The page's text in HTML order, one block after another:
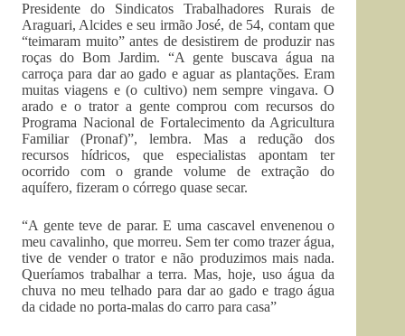
Presidente do Sindicatos Trabalhadores Rurais de
Araguari, Alcides e seu irmão José, de 54, contam que
“teimaram muito” antes de desistirem de produzir nas
roças do Bom Jardim. “A gente buscava água na
carroça para dar ao gado e aguar as plantações. Eram
muitas viagens e (o cultivo) nem sempre vingava. O
arado e o trator a gente comprou com recursos do
Programa Nacional de Fortalecimento da Agricultura
Familiar (Pronaf)”, lembra. Mas a redução dos
recursos hídricos, que especialistas apontam ter
ocorrido com o grande volume de extração do
aquífero, fizeram o córrego quase secar.
“A gente teve de parar. E uma cascavel envenenou o
meu cavalinho, que morreu. Sem ter como trazer água,
tive de vender o trator e não produzimos mais nada.
Queríamos trabalhar a terra. Mas, hoje, uso água da
chuva no meu telhado para dar ao gado e trago água
da cidade no porta-malas do carro para casa”